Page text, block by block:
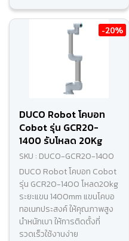
-20%
DUCO Robot โคบอท
Cobot รุ่น GCR20-
1400 รับโหลด 20Kg
SKU : DUCO-GCR20-1400
DUCO Robot โคบอท Cobot
รุ่น GCR20-1400 โหลด20kg
ระยะแขน 1400mm แขนโคบอ
ทอเนกประสงค์ ให้คุณภาพสูง
นำหนักเบา ให้การติดตั้งที่
รวดเร็วใช้งานง่าย